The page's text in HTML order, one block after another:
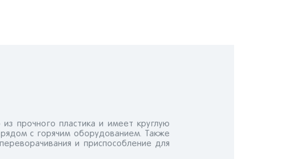
прочного пластика и имеет круглую
с горячим оборудованием. Также
и приспособление для